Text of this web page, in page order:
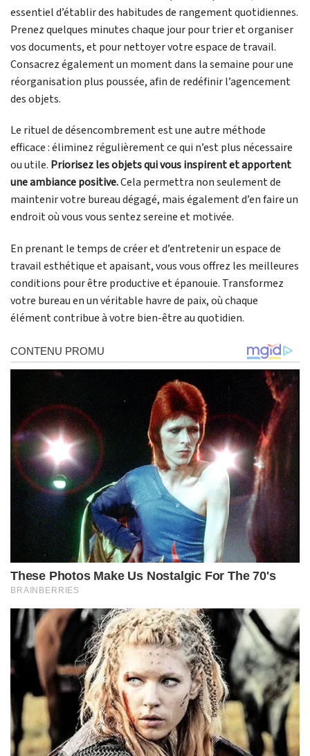
essentiel d’établir des habitudes de rangement quotidiennes.
Prenez quelques minutes chaque jour pour trier et organiser
vos documents, et pour nettoyer votre espace de travail.
Consacrez également un moment dans la semaine pour une
réorganisation plus poussée, afin de redéfinir l’agencement
des objets.
Le rituel de désencombrement est une autre méthode
efficace : éliminez régulièrement ce qui n’est plus nécessaire
ou utile. Priorisez les objets qui vous inspirent et apportent
une ambiance positive.Cela permettra non seulement de
maintenir votre bureau dégagé, mais également d’en faire un
endroit où vous vous sentez sereine et motivée.
En prenant le temps de créer et d’entretenir un espace de
travail esthétique et apaisant, vous vous offrez les meilleures
conditions pour être productive et épanouie. Transformez
votre bureau en un véritable havre de paix, où chaque
élément contribue à votre bien-être au quotidien.